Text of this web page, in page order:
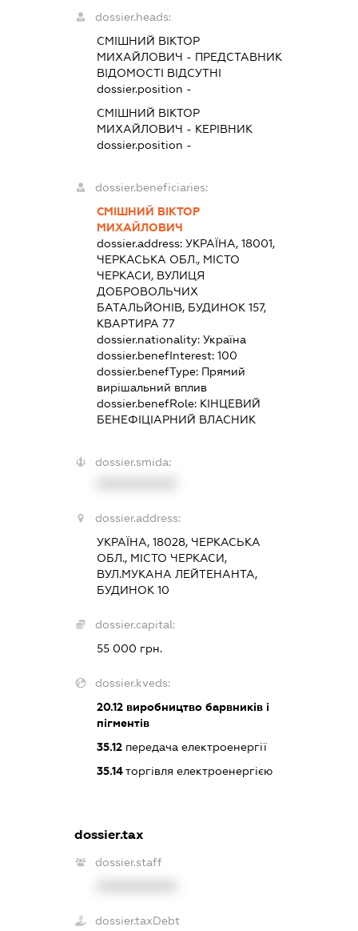
dossier.heads:
СМІШНИЙ ВІКТОР
МИХАЙЛОВИЧ - ПРЕДСТАВНИК
ВІДОМОСТІ ВІДСУТНІ
dossier.position -
СМІШНИЙ ВІКТОР
МИХАЙЛОВИЧ - КЕРІВНИК
dossier.position -
dossier.beneficiaries:
СМІШНИЙ ВІКТОР
МИХАЙЛОВИЧ
dossier.address:УКРАЇНА, 18001,
ЧЕРКАСЬКА ОБЛ., МІСТО
ЧЕРКАСИ, ВУЛИЦЯ
ДОБРОВОЛЬЧИХ
БАТАЛЬЙОНІВ, БУДИНОК 157,
КВАРТИРА 77
dossier.nationality:Україна
dossier.benefInterest:100
dossier.benefType: Прямий
вирішальний вплив
dossier.benefRole: КІНЦЕВИЙ
БЕНЕФІЦІАРНИЙ ВЛАСНИК
dossier.smida:
dossier.address:
УКРАЇНА, 18028, ЧЕРКАСЬКА
ОБЛ., МІСТО ЧЕРКАСИ,
ВУЛ.МУКАНА ЛЕЙТЕНАНТА,
БУДИНОК 10
dossier.capital:
55 000 грн.
dossier.kveds:
20.12 виробництво барвників і
пігментів
35.12 передача електроенергії
35.14торгівля електроенергією
dossier.tax
dossier.staff
dossier.taxDebt